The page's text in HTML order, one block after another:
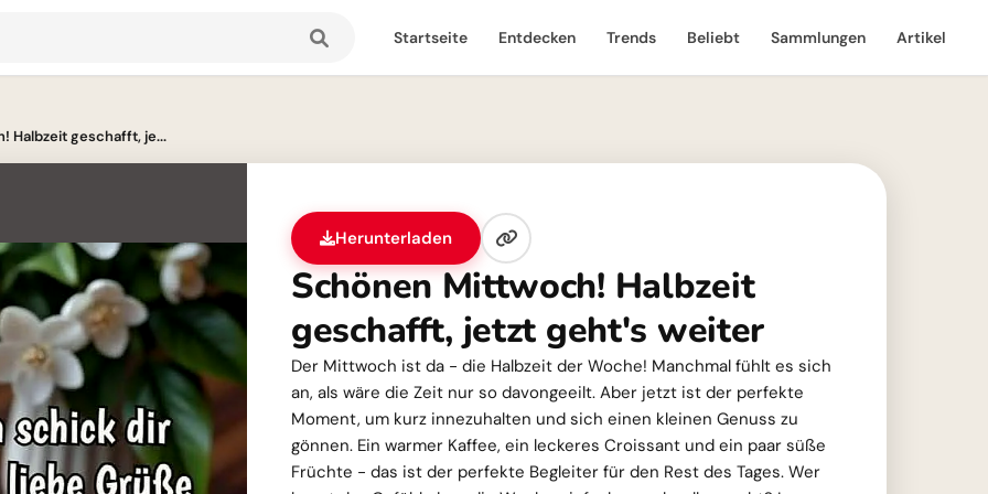
Startseite Entdecken Trends Beliebt Sammlungen Artikel
Halbzeit geschafft, je...
Herunterladen
Schönen Mittwoch! Halbzeit
geschafft, jetzt geht's weiter
Der Mittwoch ist da - die Halbzeit der Woche! Manchmal fühlt es sich
an, als wäre die Zeit nur so davongeeilt. Aber jetzt ist der perfekte
Moment, um kurz innezuhalten und sich einen kleinen Genuss zu
gönnen. Ein warmer Kaffee, ein leckeres Croissant und ein paar süße
Früchte - das ist der perfekte Begleiter für den Rest des Tages. Wer